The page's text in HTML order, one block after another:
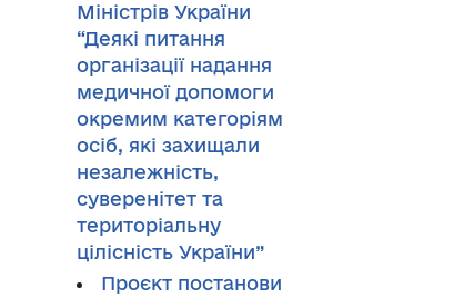
Міністрів України
“Деякі питання
організації надання
медичної допомоги
окремим категоріям
осіб, які захищали
незалежність,
суверенітет та
територіальну
цілісність України”
Проєкт постанови